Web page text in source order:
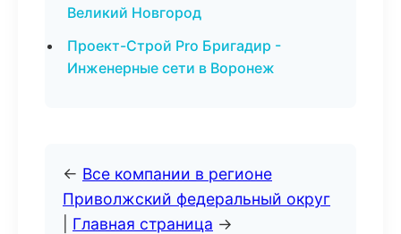
Великий Новгород
Проект-Строй Pro Бригадир -
Инженерные сети в Воронеж
← Все компании в регионе
Приволжский федеральный округ
Главная страница →